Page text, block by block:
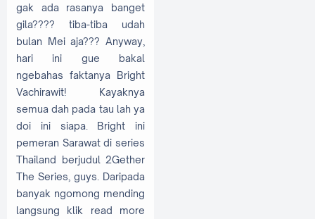
gak ada rasanya banget
gila???? tiba-tiba udah
bulan Mei aja??? Anyway,
hari ini gue bakal
ngebahas faktanya Bright
Vachirawit! Kayaknya
semua dah pada tau lah ya
doi ini siapa. Bright ini
pemeran Sarawat di series
Thailand berjudul 2Gether
The Series, guys. Daripada
banyak ngomong mending
langsung klik read more